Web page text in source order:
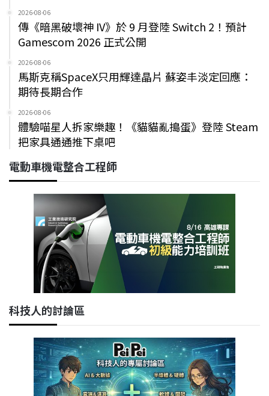
2026-08-06
傳《暗黑破壞神 IV》於 9 月登陸 Switch 2！預計
Gamescom 2026 正式公開
2026-08-06
馬斯克稱SpaceX只用輝達晶片 蘇姿丰淡定回應：
期待長期合作
2026-08-06
體驗喵星人拆家樂趣！《貓貓亂搗蛋》登陸 Steam
把家具通通推下桌吧
電動車機電整合工程師
科技人的討論區